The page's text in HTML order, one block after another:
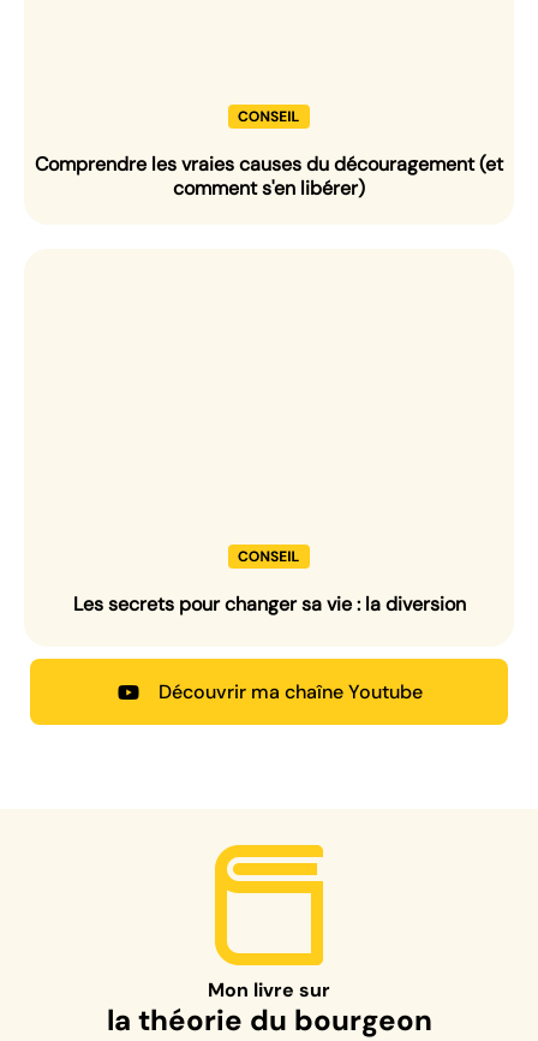
Comprendre les vraies causes du découragement (et
comment s'en libérer)
Les secrets pour changer sa vie : la diversion
Découvrir ma chaîne Youtube
Mon livre sur
la théorie du bourgeon